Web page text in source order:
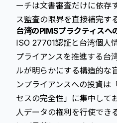
ーチは文書審査だけに依存
ス監査の限界を直接補完す
台湾のPIMSプラクティスへ
ISO 27701認証と台湾個人
プライアンスを推進する台
ルが明らかにする構造的な
ンプライアンスへの投資は
セスの完全性」に集中して
人データの権利を行使でき